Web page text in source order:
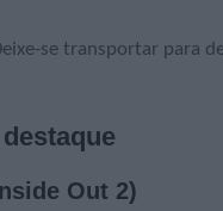
se transportar para
Out 2)